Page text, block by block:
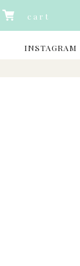
cart
INSTAGRAM